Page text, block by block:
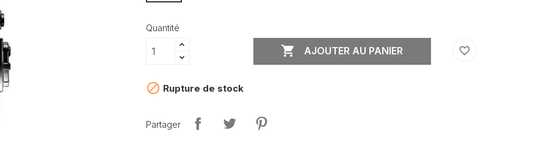
Quantité
 AJOUTER AU PANIER favorite_border
 Rupture de stock
Partager